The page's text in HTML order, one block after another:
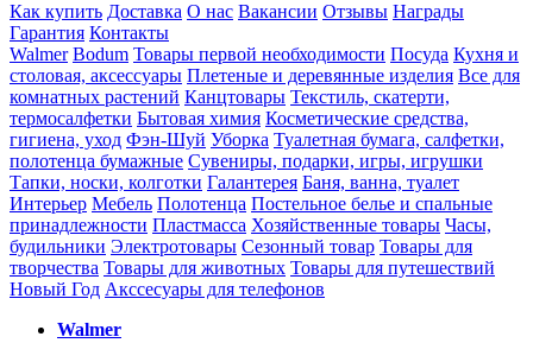
Как купить Доставка О нас Вакансии Отзывы Награды
Гарантия Контакты
Walmer Bodum Товары первой необходимости Посуда Кухня и
столовая, аксессуары Плетеные и деревянные изделия Все для
комнатных растений Канцтовары Текстиль, скатерти,
термосалфетки Бытовая химия Косметические средства,
гигиена, уход Фэн-Шуй Уборка Туалетная бумага, салфетки,
полотенца бумажные Сувениры, подарки, игры, игрушки
Тапки, носки, колготки Галантерея Баня, ванна, туалет
Интерьер Мебель Полотенца Постельное белье и спальные
принадлежности Пластмасса Хозяйственные товары Часы,
будильники Электротовары Сезонный товар Товары для
творчества Товары для животных Товары для путешествий
Новый Год Акссесуары для телефонов
Walmer